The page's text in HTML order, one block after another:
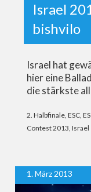
Israel
bishvilo
Israel hat
hier eine
die stärkste
2. Halbfinale, ESC,
Contest 2013, Israel
1. März 2013